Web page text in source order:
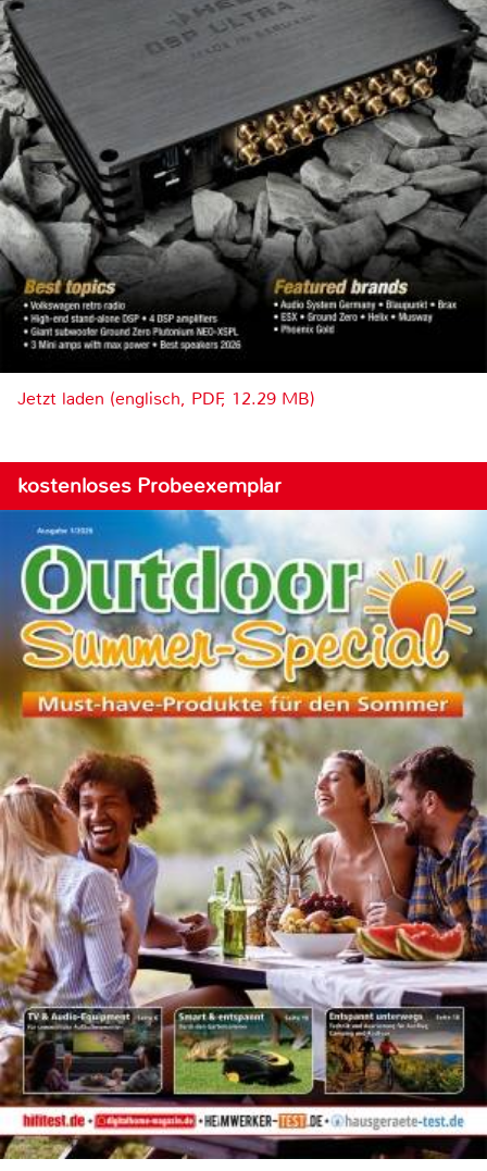
Jetzt laden (englisch, PDF, 12.29 MB)
kostenloses Probeexemplar